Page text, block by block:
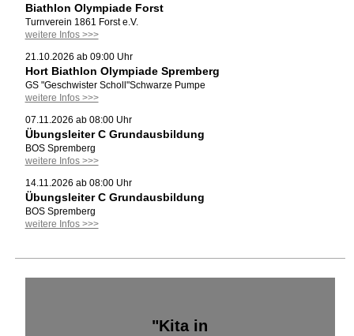
Biathlon Olympiade Forst
Turnverein 1861 Forst e.V.
weitere Infos >>>
21.10.2026 ab 09:00 Uhr
Hort Biathlon Olympiade Spremberg
GS "Geschwister Scholl"Schwarze Pumpe
weitere Infos >>>
07.11.2026 ab 08:00 Uhr
Übungsleiter C Grundausbildung
BOS Spremberg
weitere Infos >>>
14.11.2026 ab 08:00 Uhr
Übungsleiter C Grundausbildung
BOS Spremberg
weitere Infos >>>
"Kita in